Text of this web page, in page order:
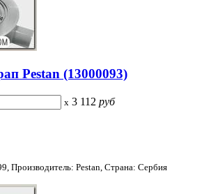
Pestan (13000093)
x 3 112 руб
Производитель: Pestan, Страна: Сербия